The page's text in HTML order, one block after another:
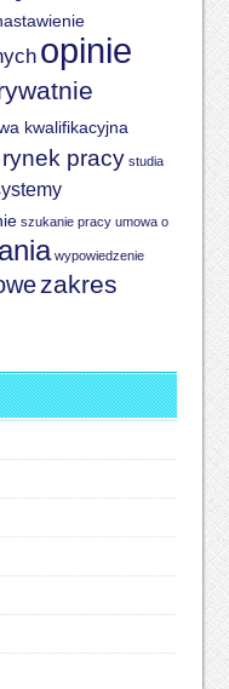
opinie
kwalifikacyjna
rynek pracy studia
szukanie pracy umowa o
wypowiedzenie
zakres